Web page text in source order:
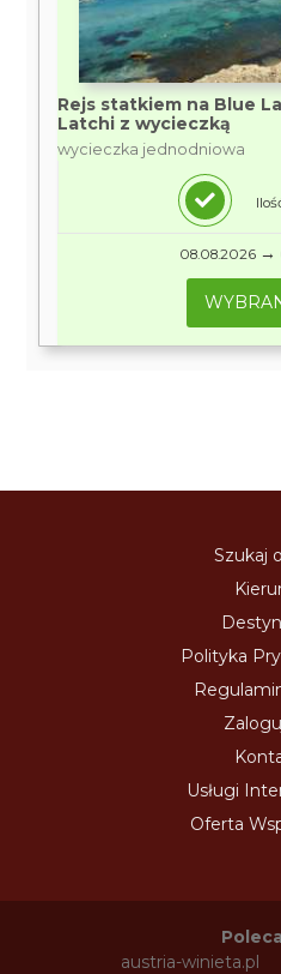
Rejs statkiem na Blue
Latchi z wycieczką
wycieczka jednodniowa
08.08.2026 →
Szukaj
Polityka
Usługi
Oferta
austria-winieta.pl